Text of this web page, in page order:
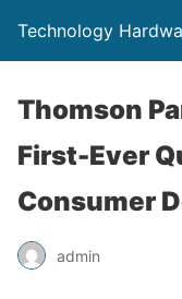
Technology
Thomson
First-Ever
Consumer
admin